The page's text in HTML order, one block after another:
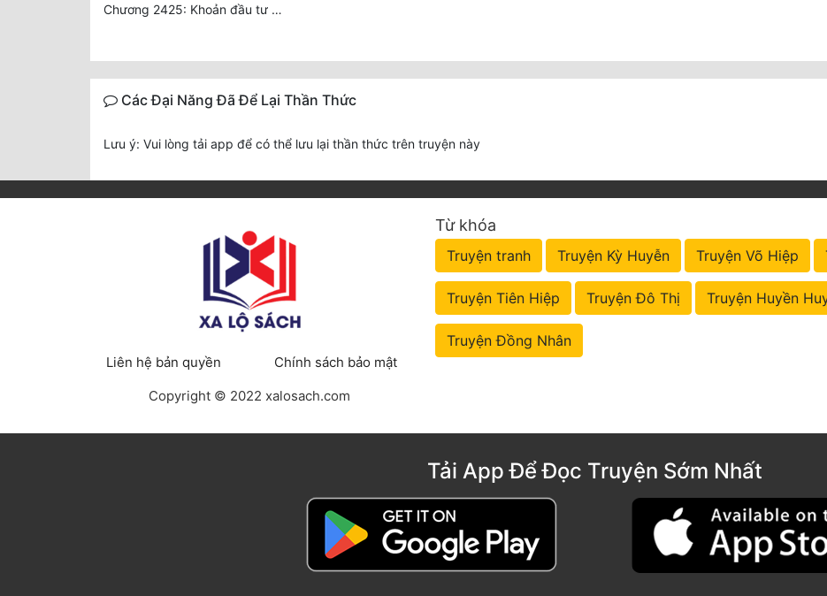
Chương 2425: Khoản đầu tư của Tượng Chủ!! Nỗi nghi hoặc của Tô Bạch!
Các Đại Năng Đã Để Lại Thần Thức
Lưu ý: Vui lòng tải app để có thể lưu lại thần thức trên truyện này
Liên hệ bản quyền
Chính sách bảo mật
Copyright © 2022 xalosach.com
Từ khóa
Truyện tranh Truyện Kỳ Huyễn Truyện Võ Hiệp
Truyện Tiên Hiệp Truyện Đô Thị Truyện Huyền
Truyện Đồng Nhân
Tải App Để Đọc Truyện Sớm Nhất